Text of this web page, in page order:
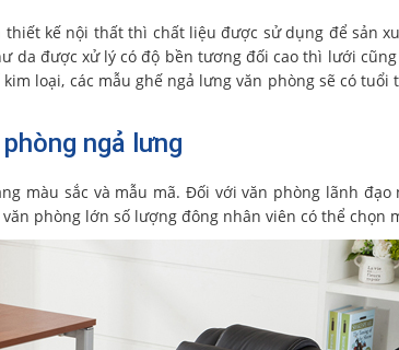
kế nội thất thì chất liệu được sử dụng để sản
da được xử lý có độ bền tương đối cao thì lưới
loại, các mẫu ghế ngả lưng văn phòng sẽ có
ngả lưng
màu sắc và mẫu mã. Đối với văn phòng lãnh
phòng lớn số lượng đông nhân viên có thể chọn